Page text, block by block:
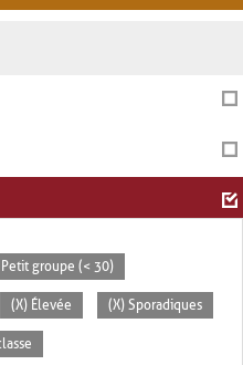
Petit groupe (< 30)
(X) Élevée (X) Sporadiques